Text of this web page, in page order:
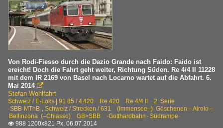
Von Rodi-Fiesso durch die Dazio Grande nach Faido: Faido ist
ereicht! Doch die Fahrt geht weiter, Richtung Süden. Re 4/4 II 11228
mit dem IR 2169 von Basel nach Locarno wartet auf die Abfahrt. 6.
Mai 2014 
Stefan Wohlfahrt
Schweiz / E-Loks | 91 85 / 4 420 Re 420 Re 4/4 II 2. Serie
·SBB·MThB·, Schweiz / Strecken / 631 (Immensee–) Göschenen – Airolo –
Bellinzona (–Chiasso) GB>SBB ·Gotthardbahn · Südrampe·
 988 1200x821 Px, 06.07.2014